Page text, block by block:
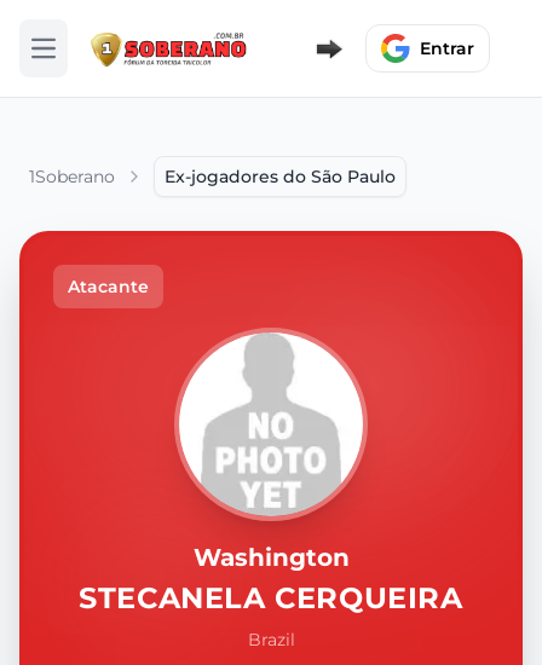
Abrir menu Entrar
1Soberano Ex-jogadores do São Paulo
Atacante
Washington
STECANELA CERQUEIRA
Brazil